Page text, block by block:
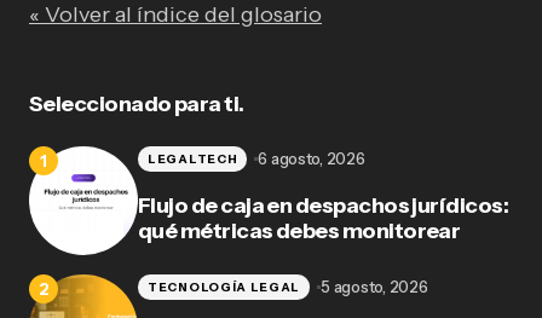
« Volver al índice del glosario
Seleccionado para ti.
Flujo de caja en despachos jurídicos:
qué métricas debes monitorear
LEGALTECH 6 agosto, 2026
TECNOLOGÍA LEGAL 5 agosto, 2026